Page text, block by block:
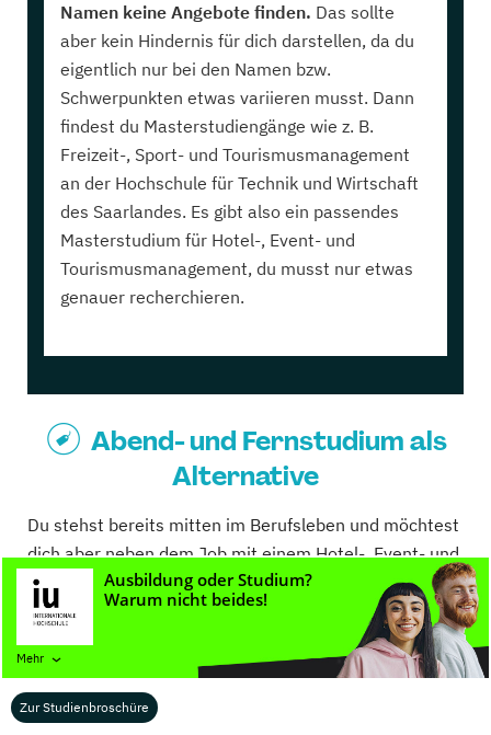
Zur Studienbroschüre
Mehr
Namen keine Angebote finden. Das sollte
aber kein Hindernis für dich darstellen, da du
eigentlich nur bei den Namen bzw.
Schwerpunkten etwas variieren musst. Dann
findest du Masterstudiengänge wie z. B.
Freizeit-, Sport- und Tourismusmanagement
an der Hochschule für Technik und Wirtschaft
des Saarlandes. Es gibt also ein passendes
Masterstudium für Hotel-, Event- und
Tourismusmanagement, du musst nur etwas
genauer recherchieren.
Abend- und Fernstudium als
Alternative
Du stehst bereits mitten im Berufsleben und möchtest
dich aber neben dem Job mit einem Hotel-, Event- und
Tourismusmanagement Studium weiterbilden? Dann
gibt es verschiedene Möglichkeiten Hotel-, Event- und
Tourismusmanagement auch im Abend- oder
Fernstudium zu absolvieren. Auf unserem
Partnerportalstudieren-berufsbegleitend.de
alle wichtigen Infos.